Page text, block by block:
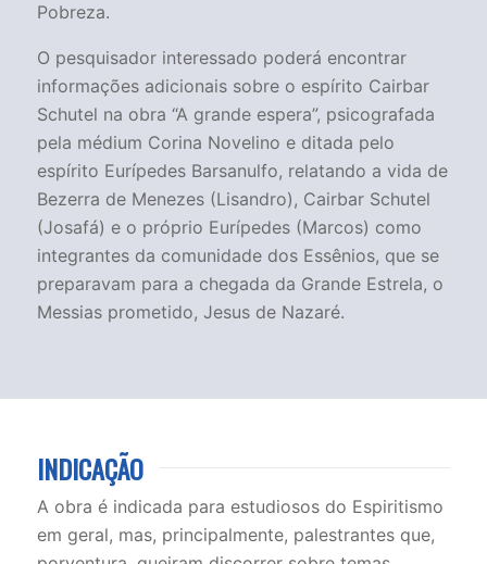
Pobreza.
O pesquisador interessado poderá encontrar
informações adicionais sobre o espírito Cairbar
Schutel na obra “A grande espera”, psicografada
pela médium Corina Novelino e ditada pelo
espírito Eurípedes Barsanulfo, relatando a vida de
Bezerra de Menezes (Lisandro), Cairbar Schutel
(Josafá) e o próprio Eurípedes (Marcos) como
integrantes da comunidade dos Essênios, que se
preparavam para a chegada da Grande Estrela, o
Messias prometido, Jesus de Nazaré.
INDICAÇÃO
A obra é indicada para estudiosos do Espiritismo
em geral, mas, principalmente, palestrantes que,